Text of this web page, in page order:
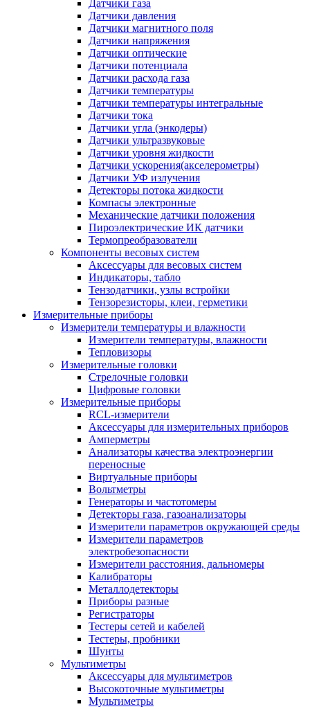
Датчики газа
Датчики давления
Датчики магнитного поля
Датчики напряжения
Датчики оптические
Датчики потенциала
Датчики расхода газа
Датчики температуры
Датчики температуры интегральные
Датчики тока
Датчики угла (энкодеры)
Датчики ультразвуковые
Датчики уровня жидкости
Датчики ускорения(акселерометры)
Датчики УФ излучения
Детекторы потока жидкости
Компасы электронные
Механические датчики положения
Пироэлектрические ИК датчики
Термопреобразователи
Компоненты весовых систем
Аксессуары для весовых систем
Индикаторы, табло
Тензодатчики, узлы встройки
Тензорезисторы, клеи, герметики
Измерительные приборы
Измерители температуры и влажности
Измерители температуры, влажности
Тепловизоры
Измерительные головки
Стрелочные головки
Цифровые головки
Измерительные приборы
RCL-измерители
Аксессуары для измерительных приборов
Амперметры
Анализаторы качества электроэнергии
переносные
Виртуальные приборы
Вольтметры
Генераторы и частотомеры
Детекторы газа, газоанализаторы
Измерители параметров окружающей среды
Измерители параметров
электробезопасности
Измерители расстояния, дальномеры
Калибраторы
Металлодетекторы
Приборы разные
Регистраторы
Тестеры сетей и кабелей
Тестеры, пробники
Шунты
Мультиметры
Аксессуары для мультиметров
Высокоточные мультиметры
Мультиметры